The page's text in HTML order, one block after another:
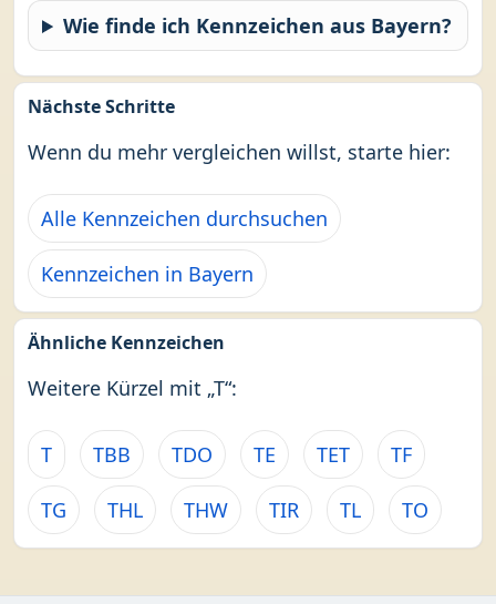
Wie finde ich Kennzeichen aus Bayern?
Nächste Schritte
Wenn du mehr vergleichen willst, starte hier:
Alle Kennzeichen durchsuchen
Kennzeichen in Bayern
Ähnliche Kennzeichen
Weitere Kürzel mit „T“:
T TBB TDO TE TET TF
TG THL THW TIR TL TO